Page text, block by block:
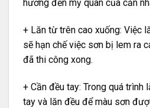
hưởng đến mỹ quan của căn
+ Lăn từ trên cao xuống: Việc
sẽ hạn chế việc sơn bị lem ra
đã thi công xong.
+ Cần đều tay: Trong quá trình
tay và lăn đều để màu sơn